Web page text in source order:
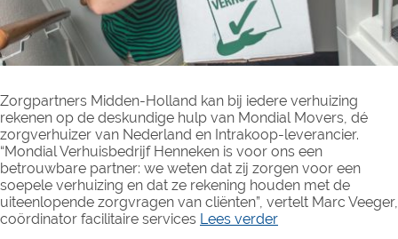
Zorgpartners Midden-Holland kan bij iedere verhuizing
rekenen op de deskundige hulp van Mondial Movers, dé
zorgverhuizer van Nederland en Intrakoop-leverancier.
“Mondial Verhuisbedrijf Henneken is voor ons een
betrouwbare partner: we weten dat zij zorgen voor een
soepele verhuizing en dat ze rekening houden met de
uiteenlopende zorgvragen van cliënten”, vertelt Marc Veeger,
coördinator facilitaire services Lees verder